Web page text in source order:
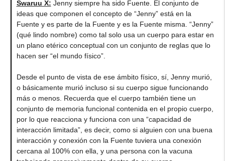
Swaruu X: Jenny siempre ha sido Fuente. El conjunto de
ideas que componen el concepto de “Jenny” está en la
Fuente y es parte de la Fuente y es la Fuente misma. “Jenny”
(qué lindo nombre) como tal solo usa un cuerpo para estar en
un plano etérico conceptual con un conjunto de reglas que lo
hacen ser “el mundo físico”.
Desde el punto de vista de ese ámbito físico, sí, Jenny murió,
o básicamente murió incluso si su cuerpo sigue funcionando
más o menos. Recuerda que el cuerpo también tiene un
conjunto de memoria funcional contenida en el propio cuerpo,
por lo que reacciona y funciona con una “capacidad de
interacción limitada”, es decir, como si alguien con una buena
interacción y conexión con la Fuente tuviera una conexión
cercana al 100% con ella, y una persona con la vacuna